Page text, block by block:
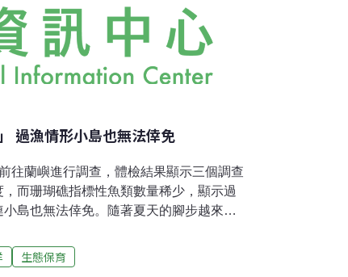
過漁情形小島也無法倖免
往蘭嶼進行調查，體檢結果顯示三個調查
而珊瑚礁指標性魚類數量稀少，顯示過
島也無法倖免。隨著夏天的腳步越來越
椰油港外進行調查。調查結果顯示，蘭
，屬「劣化」程度外，其餘調查點皆達
生態保育